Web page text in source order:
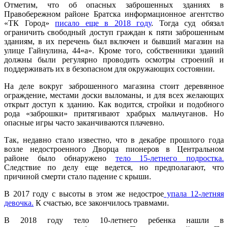
Отметим, что об опасных заброшенных зданиях в
Правобережном районе Братска информационное агентство
«ТК Город»писало еще в 2018 году. Тогда суд обязал
ограничить свободный доступ граждан к пяти заброшенным
зданиям, в их перечень был включен и бывший магазин на
улице Гайнулина, 44«а». Кроме того, собственники зданий
должны были регулярно проводить осмотры строений и
поддерживать их в безопасном для окружающих состоянии.
На деле вокруг заброшенного магазина стоит деревянное
ограждение, местами доски выломаны, и для всех желающих
открыт доступ к зданию. Как водится, стройки и подобного
рода «заброшки» притягивают храбрых мальчуганов. Но
опасные игры часто заканчиваются плачевно.
Так, недавно стало известно, что в декабре прошлого года
возле недостроенного Дворца пионеров в Центральном
районе было обнаружено тело 15-летнего подростка.
Следствие по делу еще ведется, но предполагают, что
причиной смерти стало падение с крыши.
В 2017 году с высоты в этом же недостроеупала 12-летняя
девочка. К счастью, все закончилось травмами.
В 2018 году тело 10-летнего ребенка нашли в